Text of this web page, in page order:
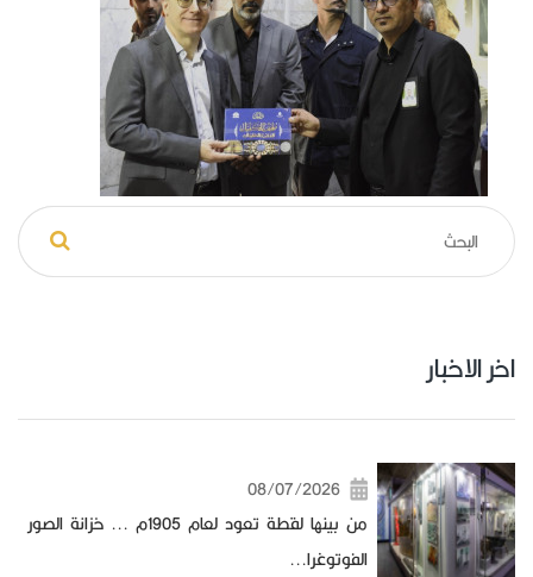
اخر الاخبار
08/07/2026
من بينها لقطة تعود لعام 1905م ... خزانة الصور
الفوتوغرا...